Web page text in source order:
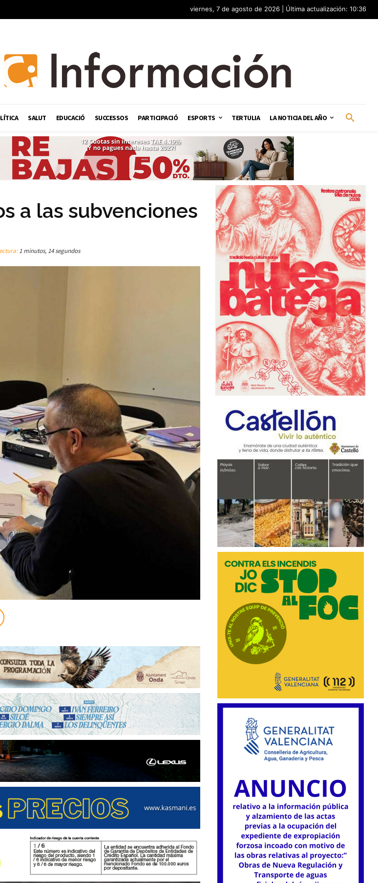
viernes, 7 de agosto de 2026 | Última actualización: 10:36
SALUT EDUCACIÓ SUCCESSOS PARTICIPACIÓ ESPORTS TERTULIA LA NOTICIA DEL AÑO
a las subvenciones
1 minutos, 14 segundos